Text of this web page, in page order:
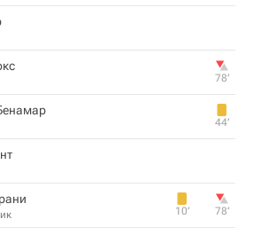
78‎’‎
44‎’‎
10‎’‎ 78‎’‎